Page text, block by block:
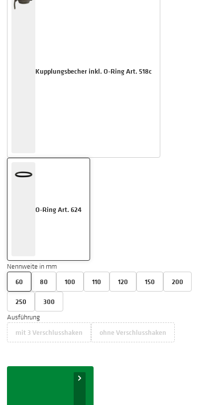
Kupplungsbecher inkl. O-Ring Art. 518c
O-Ring Art. 624
Nennweite in mm
60 80 100 110 120 150
200
250
300
Ausführung
mit 3 Verschlusshaken ohne Verschlusshaken